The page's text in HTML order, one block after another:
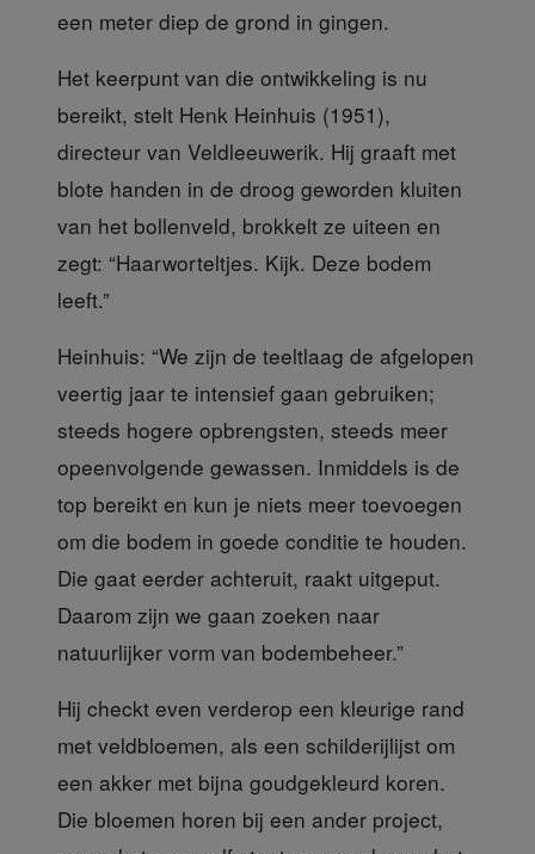
een meter diep de grond in gingen.
Het keerpunt van die ontwikkeling is nu
bereikt, stelt Henk Heinhuis (1951),
directeur van Veldleeuwerik. Hij graaft met
blote handen in de droog geworden kluiten
van het bollenveld, brokkelt ze uiteen en
zegt: “Haarworteltjes. Kijk. Deze bodem
leeft.”
Heinhuis: “We zijn de teeltlaag de afgelopen
veertig jaar te intensief gaan gebruiken;
steeds hogere opbrengsten, steeds meer
opeenvolgende gewassen. Inmiddels is de
top bereikt en kun je niets meer toevoegen
om die bodem in goede conditie te houden.
Die gaat eerder achteruit, raakt uitgeput.
Daarom zijn we gaan zoeken naar
natuurlijker vorm van bodembeheer.”
Hij checkt even verderop een kleurige rand
met veldbloemen, als een schilderijlijst om
een akker met bijna goudgekleurd koren.
Die bloemen horen bij een ander project,